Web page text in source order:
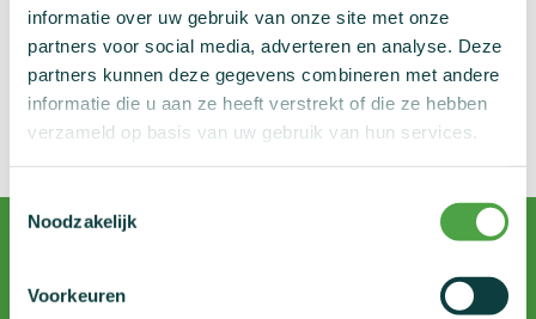
informatie over uw gebruik van onze site met onze
partners voor social media, adverteren en analyse. Deze
partners kunnen deze gegevens combineren met andere
informatie die u aan ze heeft verstrekt of die ze hebben
verzameld op basis van uw gebruik van hun services.
Toestemmingsselectie
Noodzakelijk
Voorkeuren
Over NADO
FAQ
Regelgeving
Statistieken
Contact
Er zijn geen resultaten gevonden voor deze zoekopdracht.